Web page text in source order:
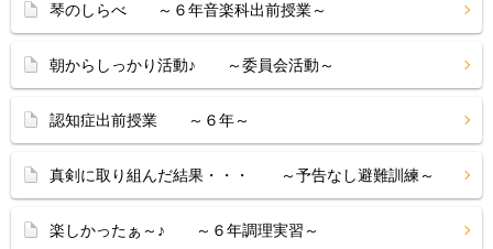
琴のしらべ ～６年音楽科出前授業～
朝からしっかり活動♪ ～委員会活動～
認知症出前授業 ～６年～
真剣に取り組んだ結果・・・ ～予告なし避難訓練～
楽しかったぁ～♪ ～６年調理実習～